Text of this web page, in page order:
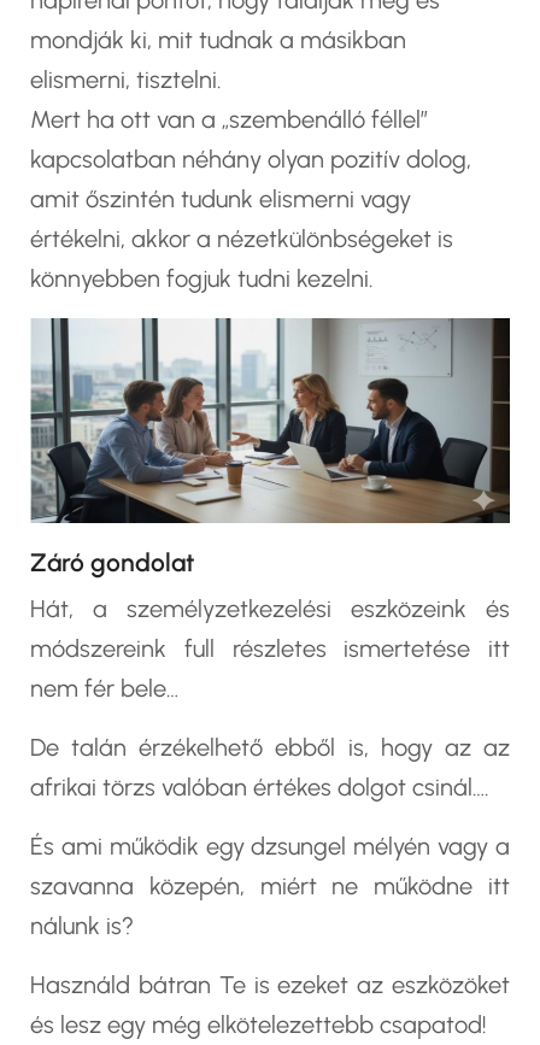
mondják ki, mit tudnak a másikban
elismerni, tisztelni.
Mert ha ott van a „szembenálló féllel”
kapcsolatban néhány olyan pozitív dolog,
amit őszintén tudunk elismerni vagy
értékelni, akkor a nézetkülönbségeket is
könnyebben fogjuk tudni kezelni.
Záró gondolat
Hát, a személyzetkezelési eszközeink és
módszereink full részletes ismertetése itt
nem fér bele…
De talán érzékelhető ebből is, hogy az az
afrikai törzs valóban értékes dolgot csinál….
És ami működik egy dzsungel mélyén vagy a
szavanna közepén, miért ne működne itt
nálunk is?
Használd bátran Te is ezeket az eszközöket
és lesz egy még elkötelezettebb csapatod!